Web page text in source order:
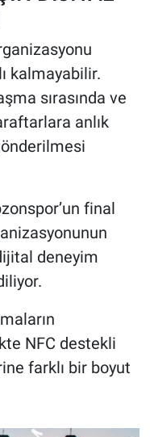
kalmayabilir.
sırasında ve
anlık
final
deneyim
NFC destekli
farklı bir boyut